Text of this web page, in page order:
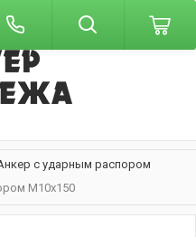
с ударным распором
М10х150